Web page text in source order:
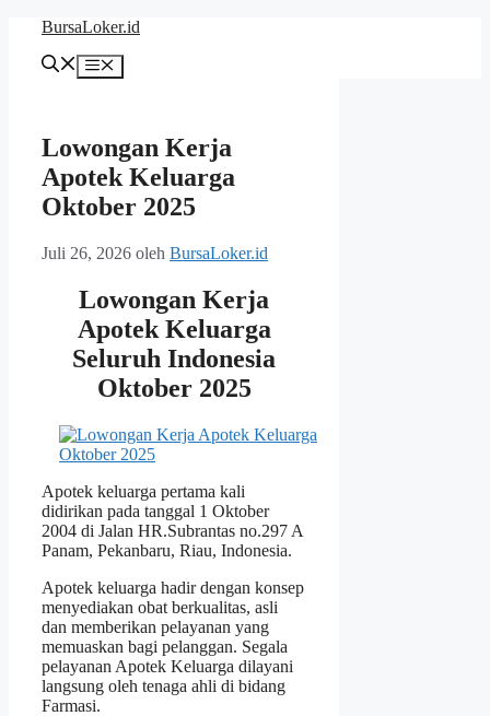
Langsung
BursaLoker.id
Menu
Lowongan Kerja
Apotek Keluarga
Oktober 2025
Juli 26, 2026 oleh BursaLoker.id
Lowongan Kerja
Apotek Keluarga
Seluruh Indonesia
Oktober 2025
Apotek keluarga pertama kali
didirikan pada tanggal 1 Oktober
2004 di Jalan HR.Subrantas no.297 A
Panam, Pekanbaru, Riau, Indonesia.
Apotek keluarga hadir dengan konsep
menyediakan obat berkualitas, asli
dan memberikan pelayanan yang
memuaskan bagi pelanggan. Segala
pelayanan Apotek Keluarga dilayani
langsung oleh tenaga ahli di bidang
Farmasi.